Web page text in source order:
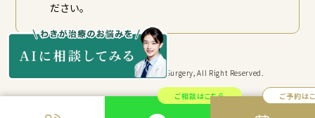
ご相談はこちら ご予約は
ださい。
Copyright © KYORITSU Cosmetic Surgery, All Right Reserved.